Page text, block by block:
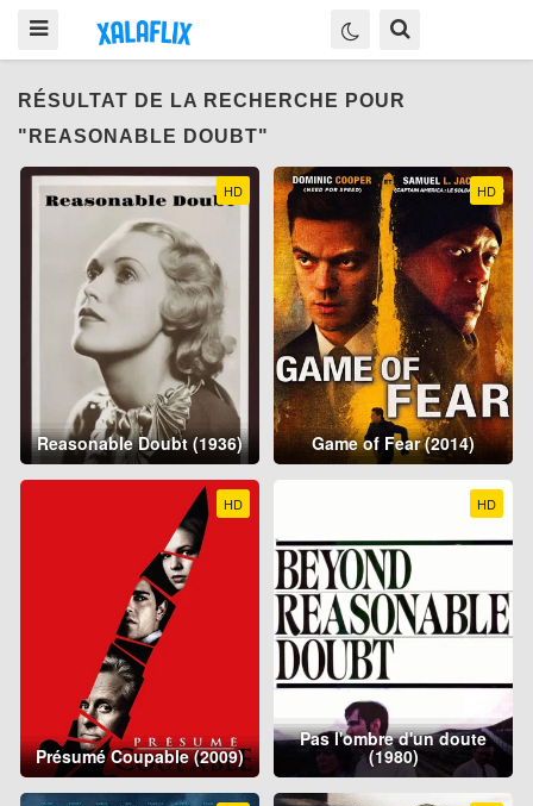
RÉSULTAT DE LA RECHERCHE POUR
"REASONABLE DOUBT"
HD
Reasonable Doubt (1936)
HD
Game of Fear (2014)
HD
Présumé Coupable (2009)
HD
Pas l'ombre d'un doute
(1980)